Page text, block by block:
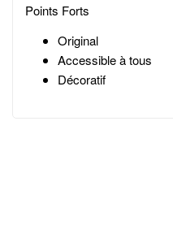
Points Forts
Original
Accessible à tous
Décoratif